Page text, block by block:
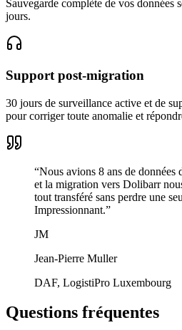
Sauvegarde complète de vos données
jours.
Support post-migration
30 jours de surveillance active et de
pour corriger toute anomalie et
“Nous avions 8 ans de données
et la migration vers Dolibarr
tout transféré sans perdre une
Impressionnant.”
JM
Jean-Pierre Muller
DAF, LogistiPro Luxembourg
Questions fréquentes